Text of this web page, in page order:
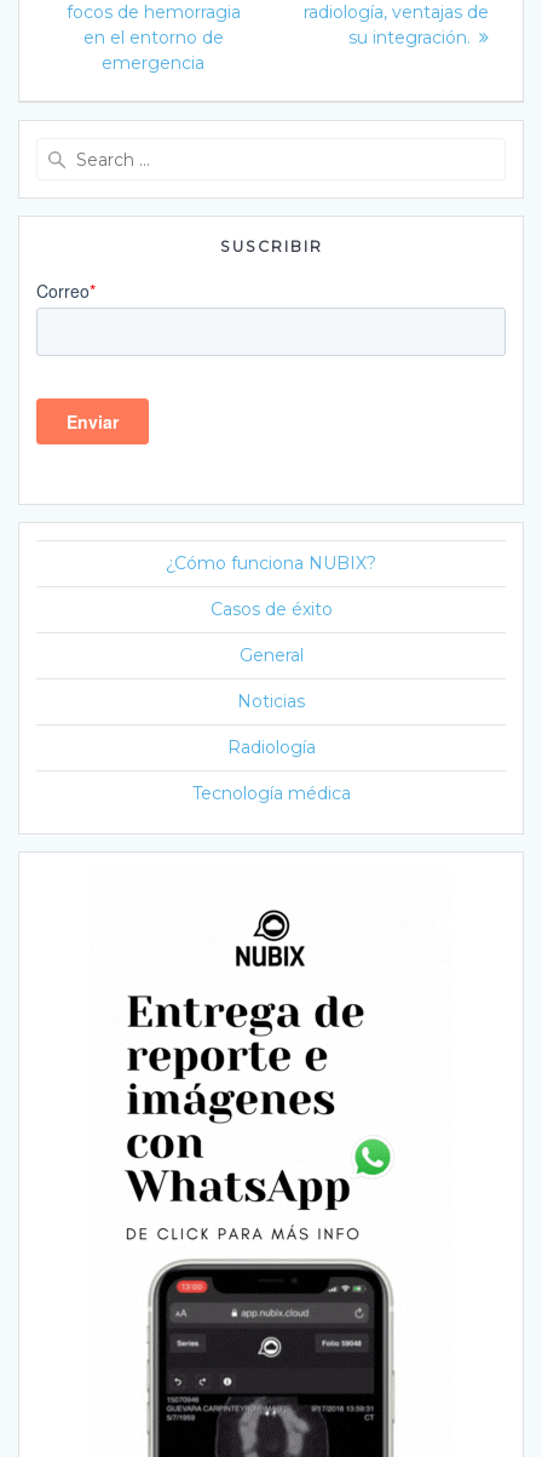
entradas
focos de hemorragia
en el entorno de
emergencia
radiología, ventajas de
su integración.
SUSCRIBIR
¿Cómo funciona NUBIX?
Casos de éxito
General
Noticias
Radiología
Tecnología médica